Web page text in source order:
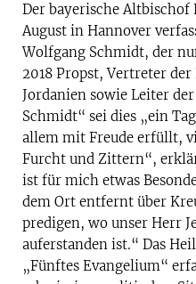
Der bayerische Altbischof
August in Hannover
Wolfgang Schmidt, der
2018 Propst, Vertreter
Jordanien sowie Leiter
Schmidt“ sei dies „ein
allem mit Freude erfüllt,
Furcht und Zittern“,
ist für mich etwas
dem Ort entfernt über
predigen, wo unser Herr
auferstanden ist.“ Das
„Fünftes Evangelium“